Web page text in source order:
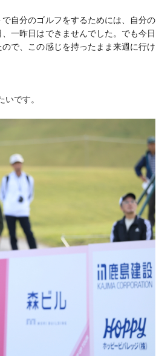
自分のゴルフをするためには、自分の
一昨日はできませんでした。でも今日
で、この感じを持ったまま来週に行け
です。